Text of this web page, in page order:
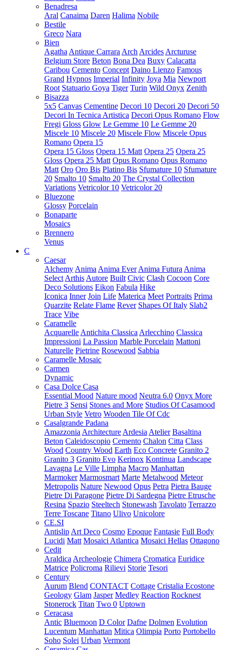
Benadresa
Aral Canaima Daren Halima Nobile
Bestile
Greco Nara
Bien
Agatha Antique Carrara Arch Arcides Arcturuse
Belgium Store Beton Bona Dea Buxy Calacatta
Caribou Cemento Concept Daino Lienzo Famous
Grand Hypnos Imperial Infinity Joya Mia Newport
Root Statuario Goya Tiger Turin Wild Onyx Zenith
Bisazza
5x5 Canvas Cementine Decori 10 Decori 20 Decori 50
Decori In Tecnica Artistica Decori Opus Romano Flow
Fregi Gloss Glow Le Gemme 10 Le Gemme 20
Miscele 10 Miscele 20 Miscele Flow Miscele Opus
Romano Opera 15
Opera 15 Gloss Opera 15 Matt Opera 25 Opera 25
Gloss Opera 25 Matt Opus Romano Opus Romano
Matt Oro Oro Bis Platino Bis Sfumature 10 Sfumature
20 Smalto 10 Smalto 20 The Crystal Collection
Variations Vetricolor 10 Vetricolor 20
Bluezone
Glossy Porcelain
Bonaparte
Mosaics
Brennero
Venus
C
Caesar
Alchemy Anima Anima Ever Anima Futura Anima
Select Arthis Autore Built Civic Clash Cocoon Core
Deco Solutions Eikon Fabula Hike
Iconica Inner Join Life Materica Meet Portraits Prima
Quarzite Relate Flame Rever Shapes Of Italy Slab2
Trace Vibe
Caramelle
Acquarelle Antichita Classica Arlecchino Classica
Impressioni La Passion Marble Porcelain Mattoni
Naturelle Pietrine Rosewood Sabbia
Caramelle Mosaic
Carmen
Dynamic
Casa Dolce Casa
Essential Mood Nature mood Neutra 6.0 Onyx More
Pietre 3 Sensi Stones and More Studios Of Casamood
Urban Style Vetro Wooden Tile Of Cdc
Casalgrande Padana
Amazzonia Architecture Ardesia Atelier Basaltina
Beton Caleidoscopio Cemento Chalon Citta Class
Wood Country Wood Earth Eco Concrete Granito 2
Granito 3 Granito Evo Kerinox Kontinua Landscape
Lavagna Le Ville Limpha Macro Manhattan
Marmoker Marmosmart Marte Metalwood Meteor
Metropolis Nature Newood Opus Petra Pietra Bauge
Pietre Di Paragone Pietre Di Sardegna Pietre Etrusche
Resina Spazio Steeltech Stonewash Tavolato Terrazzo
Terre Toscane Titano Ulivo Unicolore
CE.SI
Antislip Art Deco Cosmo Epoque Fantasie Full Body
Lucidi Matt Mosaici Atlantica Mosaici Hellas Ottagono
Cedit
Araldica Archeologie Chimera Cromatica Euridice
Matrice Policroma Rilievi Storie Tesori
Century
Aurum Blend CONTACT Cottage Cristalia Ecostone
Geology Glam Jasper Medley Reaction Rocknest
Stonerock Titan Two 0 Uptown
Ceracasa
Antic Bluemoon D Color Dafne Dolmen Evolution
Lucentum Manhattan Mitica Olimpia Porto Portobello
Soho Solei Urban Vermont